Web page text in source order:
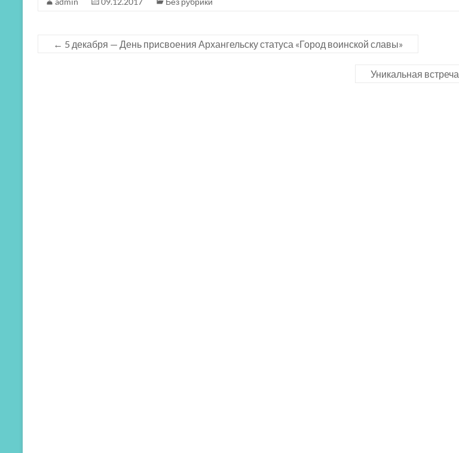
← 5 декабря — День присвоения Архангельску статуса «Город воинской славы»
Уникальная встреча